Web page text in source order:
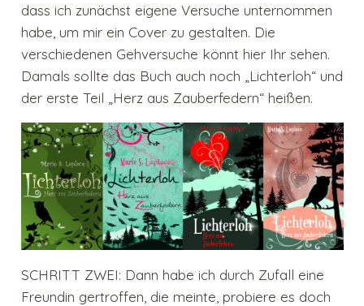
dass ich zunächst eigene Versuche unternommen
habe, um mir ein Cover zu gestalten. Die
verschiedenen Gehversuche könnt hier Ihr sehen.
Damals sollte das Buch auch noch „Lichterloh“ und
der erste Teil „Herz aus Zauberfedern“ heißen.
SCHRITT ZWEI: Dann habe ich durch Zufall eine
Freundin gertroffen, die meinte, probiere es doch